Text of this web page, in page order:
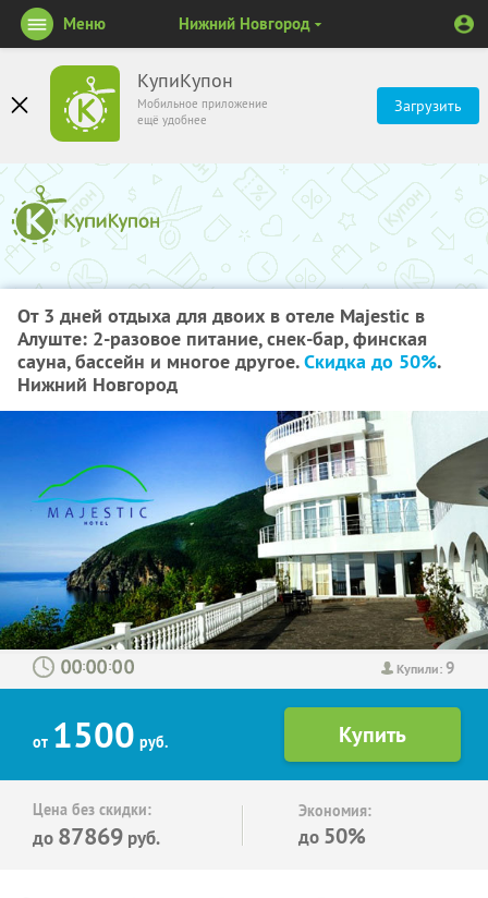
КупиКупон
Мобильное приложение
ещё удобнее
Загрузить
Меню Нижний Новгород
От 3 дней отдыха для двоих в отеле Majestic в
Алуште: 2-разовое питание, снек-бар, финская
сауна, бассейн и многое другое.Скидка до 50%.
Нижний Новгород
Купили:9
: :
от 1500 руб.
Цена без скидки:
до 87869 руб.
Экономия:
до 50%